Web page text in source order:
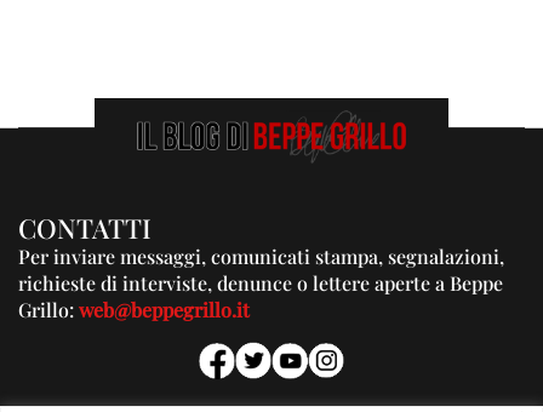
CONTATTI
Per inviare messaggi, comunicati stampa, segnalazioni,
richieste di interviste, denunce o lettere aperte a Beppe
Grillo:web@beppegrillo.it